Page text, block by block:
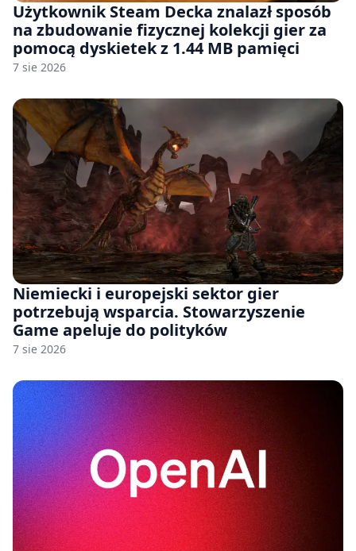
Użytkownik Steam Decka znalazł sposób
na zbudowanie fizycznej kolekcji gier za
pomocą dyskietek z 1.44 MB pamięci
7 sie 2026
Niemiecki i europejski sektor gier
potrzebują wsparcia. Stowarzyszenie
Game apeluje do polityków
7 sie 2026